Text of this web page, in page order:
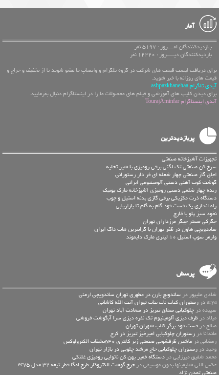
آمار
بـازدیدکنندگان امــــروز : 5197 نفر
بازدیدکنندگان دیـــــروز : 12220 نفر
برای دریافت لیست قیمت های شرکت در گروه تلگرام و واتساپ ما عضو شوید تا از تخفیف و حراج و
قیمت های روزانه با خبر شوید.
آیدی تلگرام ashpazkhanehaa
برای دیدن کلیپ های آموزشی و فیلم های محصولات ما را در اینستاگرام دنبال بفرمایید.
آیدی اینستاگرام TourajAminfar
پربازدیدترین
تجهیزات آشپزخانه صنعتی
سرخ کن صنعتی تک لگنی برقی رومیزی با شیر تخلیه
اجاق گاز صنعتی چهار شعله ای فر دار رستورانی
گوشت کوب آهنی دستی آلومینیومی ایرانی
رنده چهار ضلعی دستی رومیزی آشپزخانه مارک یونیک
دستگاه ذرت مکزیکی برقی گازی بدنه استیل و چوب
راه اندازی یک فست فود گام به گام تا بازاریابی
نخود سبز پلو با قارچ
جگرکی مستر جیگر مرزداران تهران
ساندویچی هاون در ظفر تهران با گرانترین هات داگ ایران
وارمر سوپ استیل 10 لیتری مارک دایموند
پرسش
شادی علیپور در ساندویچ بارن در مطهری تهران ساندویچی ارمنی
arya در
رستوران کباب ناب بناب تهران آیت الله کاشانی
سپیده در چلوکبابی سماق تبریز در سعادت آباد تهران
میلاد در ظرف دیزی آلومینیوم تک نفره دیزی سرا آبگوشت فروشی
صالح در فست فود برگر کلاب شهران تهران
ماندانا در رستوران چلوکبابی امیرخیز تبریز در کرج
رمضانی در ماشین ظرفشویی صنعتی زیر کانتری 540بشقاب الکترولوکس
وحید در رستوران چلوکبابی حاج مرشد چلویی در بازار تهران
محمد شفیق میرزایی در دستگاه خمیر پهن کن نانوایی رومیزی غلتکی
عكس اللي شايفينها بدون موسيقى در
چرخ گوشت الکتروکار طرح امگا قطر تیغه 32 مدل ec75
صنعتی تمدن نژاد